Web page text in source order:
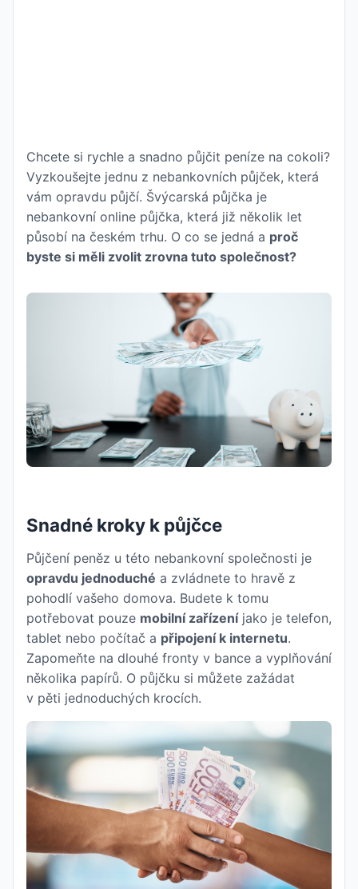
Chcete si rychle a snadno půjčit peníze na cokoli?
Vyzkoušejte jednu z nebankovních půjček, která
vám opravdu půjčí. Švýcarská půjčka je
nebankovní online půjčka, která již několik let
působí na českém trhu. O co se jedná a proč
byste si měli zvolit zrovna tuto společnost?
Snadné kroky k půjčce
Půjčení peněz u této nebankovní společnosti je
opravdu jednoduché a zvládnete to hravě z
pohodlí vašeho domova. Budete k tomu
potřebovat pouze mobilní zařízeníjako je telefon,
tablet nebo počítač a připojení k internetu.
Zapomeňte na dlouhé fronty v bance a vyplňování
několika papírů. O půjčku si můžete zažádat
v pěti jednoduchých krocích.